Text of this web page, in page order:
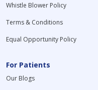
Whistle Blower Policy
Terms & Conditions
Equal Opportunity Policy
For Patients
Our Blogs